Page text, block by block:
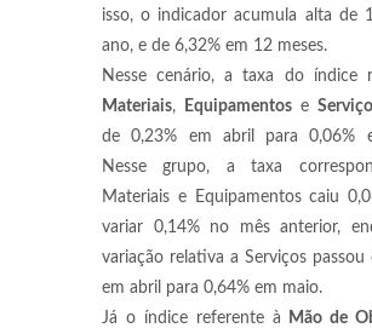
isso, o indicador acumula alta de
ano, e de 6,32% em 12 meses.
Nesse cenário, a taxa do índice
Materiais, Equipamentos e
de 0,23% em abril para 0,06%
Nesse grupo, a taxa
Materiais e Equipamentos caiu
variar 0,14% no mês anterior,
variação relativa a Serviços passou
em abril para 0,64% em maio.
Já o índice referente à
Mão de